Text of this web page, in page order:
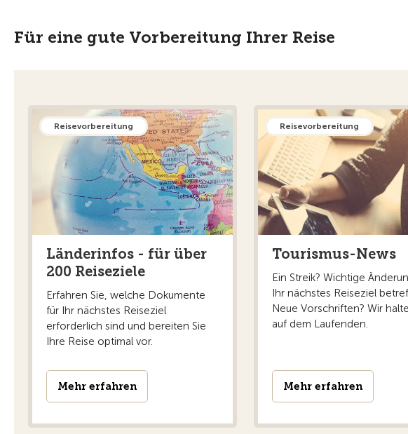
Für eine gute Vorbereitung Ihrer Reise
Reisevorbereitung
Länderinfos - für über
200 Reiseziele
Erfahren Sie, welche Dokumente
für Ihr nächstes Reiseziel
erforderlich sind und bereiten Sie
Ihre Reise optimal vor.
Mehr erfahren
Reisevorbereitung
Tourismus-News
Ein Streik? Wichtige
Ihr nächstes Reiseziel
Neue Vorschriften? Wir
auf dem Laufenden.
Mehr erfahren